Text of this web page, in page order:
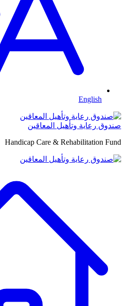
English
صندوق رعاية وتأهيل المعاقين
Handicap Care & Rehabilitation Fund